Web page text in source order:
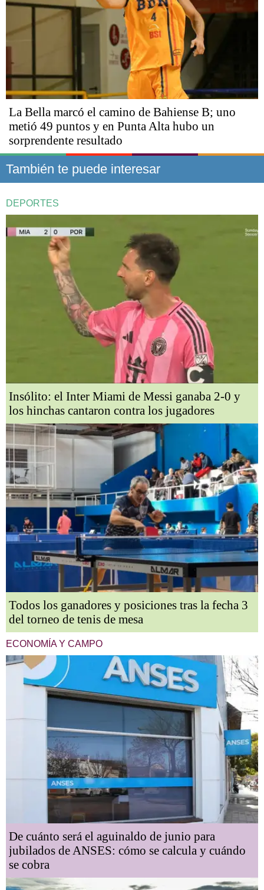
La Bella marcó el camino de Bahiense B; uno
metió 49 puntos y en Punta Alta hubo un
sorprendente resultado
También te puede interesar
DEPORTES
Insólito: el Inter Miami de Messi ganaba 2-0 y
los hinchas cantaron contra los jugadores
Todos los ganadores y posiciones tras la fecha 3
del torneo de tenis de mesa
ECONOMÍA Y CAMPO
De cuánto será el aguinaldo de junio para
jubilados de ANSES: cómo se calcula y cuándo
se cobra